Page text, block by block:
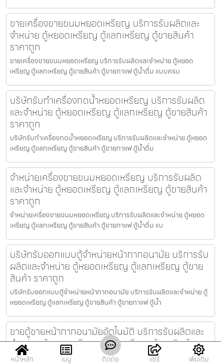
ขายเครื่องขายขนมหยอดเหรียญ​ บริการรับผลิตและ
จำหน่าย ตู้หยอดเหรียญ ตู้แลกเหรียญ ตู้ขายสินค้า
ราคาถูก
ขายเครื่องขายขนมหยอดเหรียญ​ บริการรับผลิตและจำหน่าย ตู้หยอด
เหรียญ ตู้แลกเหรียญ ตู้ขายสินค้า ตู้ขายกาแฟ ตู้น้ำดื่ม แบบครบ
บริษัทรับทำเครื่องกดน้ำ​หยอดเหรียญ บริการรับผลิต
และจำหน่าย ตู้หยอดเหรียญ ตู้แลกเหรียญ ตู้ขายสินค้า
ราคาถูก
บริษัทรับทำเครื่องกดน้ำ​หยอดเหรียญ บริการรับผลิตและจำหน่าย ตู้หยอด
เหรียญ ตู้แลกเหรียญ ตู้ขายสินค้า ตู้ขายกาแฟ ตู้น้ำดื่ม
จำหน่ายเครื่องขายขนมหยอดเหรียญ​ บริการรับผลิต
และจำหน่าย ตู้หยอดเหรียญ ตู้แลกเหรียญ ตู้ขายสินค้า
ราคาถูก
จำหน่ายเครื่องขายขนมหยอดเหรียญ​ บริการรับผลิตและจำหน่าย ตู้หยอด
เหรียญ ตู้แลกเหรียญ ตู้ขายสินค้า ตู้ขายกาแฟ ตู้น้ำดื่ม แบ
บริษัทรับออกแบบตู้จำหน่ายหน้ากากอนามัย บริการรับ
ผลิตและจำหน่าย ตู้หยอดเหรียญ ตู้แลกเหรียญ ตู้ขาย
สินค้า ราคาถูก
บริษัทรับออกแบบตู้จำหน่ายหน้ากากอนามัย บริการรับผลิตและจำหน่าย ตู้
หยอดเหรียญ ตู้แลกเหรียญ ตู้ขายสินค้า ตู้ขายกาแฟ ตู้น้ำ
ขายตู้ขายหน้ากากอนามัย​อัตโนมัติ บริการรับผลิตและ
จำหน่าย ตู้หยอดเหรียญ ตู้แลกเหรียญ ตู้ขายสินค้า
ราคาถูก
หน้าหลัก เมนู ติดต่อ แชร์ เพิ่มเติม